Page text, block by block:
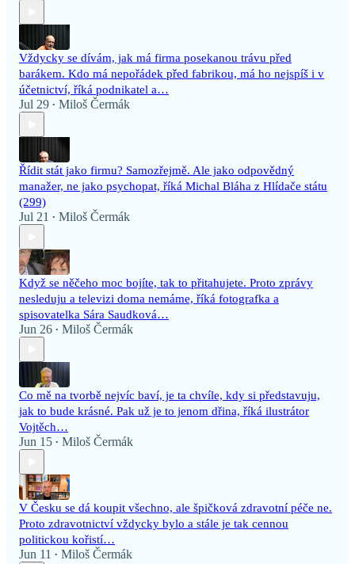
Vždycky se dívám, jak má firma posekanou trávu před
barákem. Kdo má nepořádek před fabrikou, má ho nejspíš i v
účetnictví, říká podnikatel a…
Jul 29 • Miloš Čermák
Řídit stát jako firmu? Samozřejmě. Ale jako odpovědný
manažer, ne jako psychopat, říká Michal Bláha z Hlídače státu
(299)
Jul 21 • Miloš Čermák
Když se něčeho moc bojíte, tak to přitahujete. Proto zprávy
nesleduju a televizi doma nemáme, říká fotografka a
spisovatelka Sára Saudková…
Jun 26 • Miloš Čermák
Co mě na tvorbě nejvíc baví, je ta chvíle, kdy si představuju,
jak to bude krásné. Pak už je to jenom dřina, říká ilustrátor
Vojtěch…
Jun 15 • Miloš Čermák
V Česku se dá koupit všechno, ale špičková zdravotní péče ne.
Proto zdravotnictví vždycky bylo a stále je tak cennou
politickou kořistí…
Jun 11 • Miloš Čermák